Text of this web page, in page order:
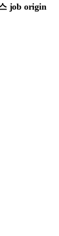
job origin